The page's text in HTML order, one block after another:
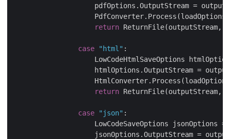
return ReturnFile(outputStream,
case "html"
LowCodeHtmlSaveOptions
return ReturnFile(outputStream,
case "json"
                    LowCodeSaveOptions jsonOptions =